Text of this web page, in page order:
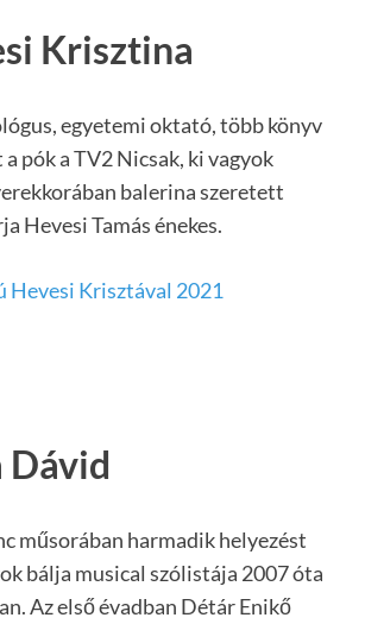
Krisztina
egyetemi oktató, több könyv
pók a TV2 Nicsak, ki vagyok
balerina szeretett
Hevesi Tamás énekes.
Hevesi Krisztával 2021
Dávid
műsorában harmadik helyezést
bálja musical szólistája 2007 óta
Az első évadban Détár Enikő